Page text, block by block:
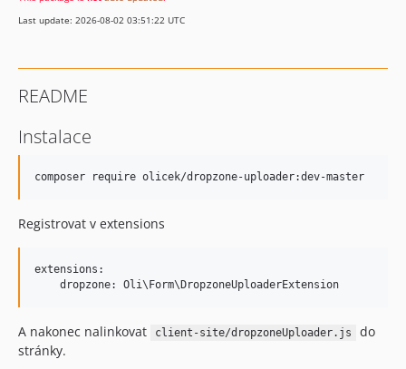
Last update: 2026-08-02 03:51:22 UTC
README
Instalace
Registrovat v extensions
extensions:
A nakonec nalinkovat client-site/dropzoneUploader.js
do
stránky.